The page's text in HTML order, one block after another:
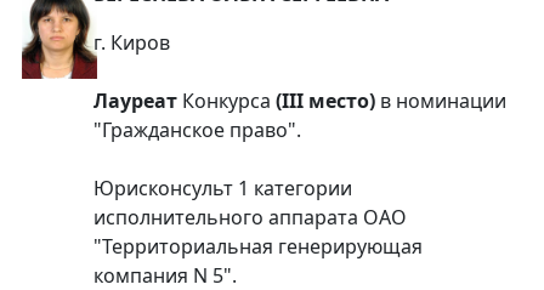
г. Киров
Лауреат Конкурса (III место) в номинации
"Гражданское право".
Юрисконсульт 1 категории
исполнительного аппарата ОАО
"Территориальная генерирующая
компания N 5".